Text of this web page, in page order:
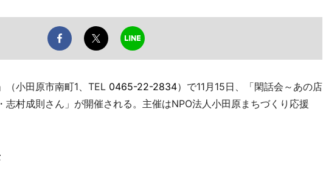
小田原市南町1、TEL 0465-22-2834）で11月15日、「閑話会～あの店
志村成則さん」が開催される。主催はNPO法人小田原まちづくり応援